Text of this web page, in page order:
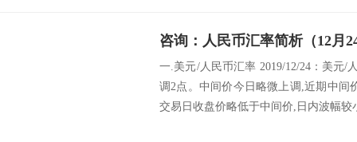
咨询：人民币汇率简析（12月
一.美元/人民币汇率 2019/12/24：美元/
调2点。中间价今日略微上调,近期中间
交易日收盘价略低于中间价,日内波幅较